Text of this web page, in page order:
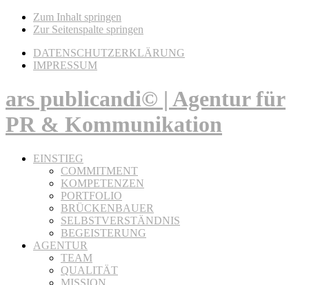
Zum Inhalt springen
Zur Seitenspalte springen
DATENSCHUTZERKLÄRUNG
IMPRESSUM
ars publicandi© | Agentur für
PR & Kommunikation
EINSTIEG
COMMITMENT
KOMPETENZEN
PORTFOLIO
BRÜCKENBAUER
SELBSTVERSTÄNDNIS
BEGEISTERUNG
AGENTUR
TEAM
QUALITÄT
MISSION